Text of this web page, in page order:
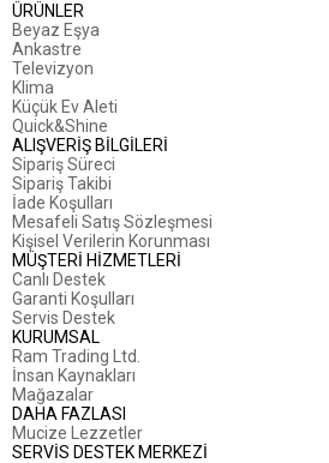
ÜRÜNLER
Beyaz Eşya
Ankastre
Televizyon
Klima
Küçük Ev Aleti
Quick&Shine
ALIŞVERİŞ BİLGİLERİ
Sipariş Süreci
Sipariş Takibi
İade Koşulları
Mesafeli Satış Sözleşmesi
Kişisel Verilerin Korunması
MÜŞTERİ HİZMETLERİ
Canlı Destek
Garanti Koşulları
Servis Destek
KURUMSAL
Ram Trading Ltd.
İnsan Kaynakları
Mağazalar
DAHA FAZLASI
Mucize Lezzetler
SERVİS DESTEK MERKEZİ